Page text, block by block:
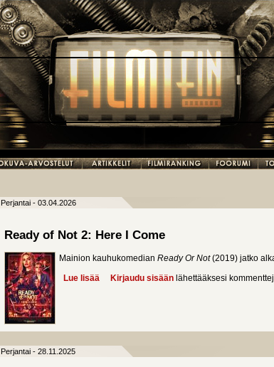
Perjantai - 03.04.2026
Ready of Not 2: Here I Come
Mainion kauhukomedian Ready Or Not(2019) jatko
Lue lisää about Ready of Not 2: Here I Come
Kirjaudu sisään lähettääksesi
Perjantai - 28.11.2025